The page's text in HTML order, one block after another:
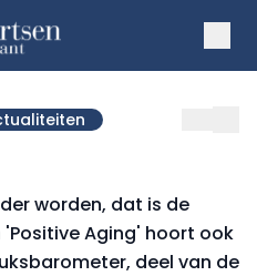
worden, dat is de
Aging' hoort ook
deel van de